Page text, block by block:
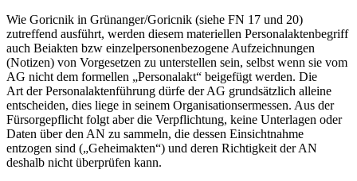
Wie Goricnik in Grünanger/Goricnik (siehe FN 17 und 20)
zutreffend ausführt, werden diesem materiellen Personalaktenbegriff
auch Beiakten bzw einzelpersonenbezogene Aufzeichnungen
(Notizen) von Vorgesetzen zu unterstellen sein, selbst wenn sie vom
AG nicht dem formellen „Personalakt“ beigefügt werden. Die
Art der Personalaktenführung dürfe der AG grundsätzlich alleine
entscheiden, dies liege in seinem Organisationsermessen. Aus der
Fürsorgepflicht folgt aber die Verpflichtung, keine Unterlagen oder
Daten über den AN zu sammeln, die dessen Einsichtnahme
entzogen sind („Geheimakten“) und deren Richtigkeit der AN
deshalb nicht überprüfen kann.